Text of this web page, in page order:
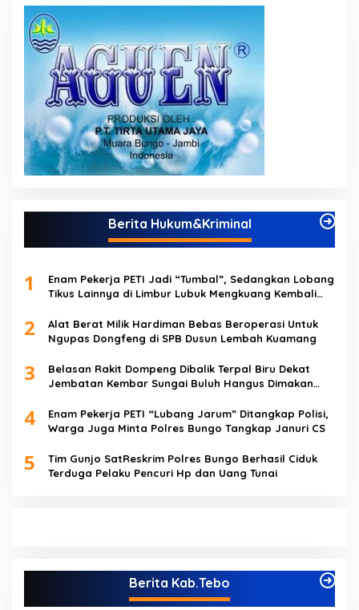
Berita Hukum&Kriminal
1
Enam Pekerja PETI Jadi “Tumbal”, Sedangkan Lobang
Tikus Lainnya di Limbur Lubuk Mengkuang Kembali
2
Alat Berat Milik Hardiman Bebas Beroperasi Untuk
Ngupas Dongfeng di SPB Dusun Lembah Kuamang
3
Belasan Rakit Dompeng Dibalik Terpal Biru Dekat
Jembatan Kembar Sungai Buluh Hangus Dimakan
4
Enam Pekerja PETI “Lubang Jarum” Ditangkap Polisi,
Warga Juga Minta Polres Bungo Tangkap Januri CS
5
Tim Gunjo SatReskrim Polres Bungo Berhasil Ciduk
Terduga Pelaku Pencuri Hp dan Uang Tunai
Berita Kab.Tebo